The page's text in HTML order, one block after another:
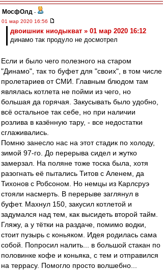
МосфОлд -
01 мар 2020 16:56
двоишник ниодыкват » 01 мар 2020 16:12
динамо так продуло не досмотрел
Если и было чего полезного на старом
"Динамо", так то буфет для "своих", в том числе
пролетариев от СМИ. Главным блюдом там
являлась котлета не пойми из чего, но
большая да горячая. Закусывать было удобно,
всё остальное так себе, но при наличии
розлива в казённую тару, - все недостатки
сглаживались.
Помню занесло нас на этот стадик по холоду,
зимой 97-го. До перерыва сидел и жутко
замерзал. На поляне тоже тоска была, хотя
разогнать её пытались Титов с Аленем, да
Тихонов с Робсоном. Но немцы из Карлсруэ
стояли насмерть. В перерыве заглянул в
буфет. Махнул 150, закусил котлетой и
задумался над тем, как высидеть второй тайм.
Гляжу, а у тётки на раздаче, помимо водки,
стоит пузырь с коньяком. Идея родилась сама
собой. Попросил налить... в большой стакан по
половинке кофе и коньяка, с тем и отправился
на террасу. Помогло просто волшебно...